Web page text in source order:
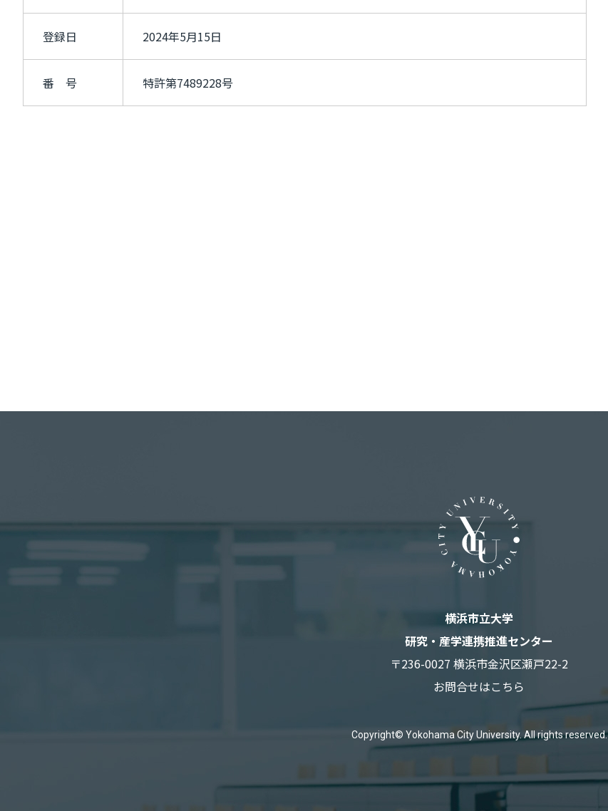
登録日 2024年5月15日
番 号 特許第7489228号
横浜市立大学
研究・産学連携推進センター
〒236-0027 横浜市金沢区瀬戸22-2
お問合せはこちら
Copyright© Yokohama City University. All rights reserved.